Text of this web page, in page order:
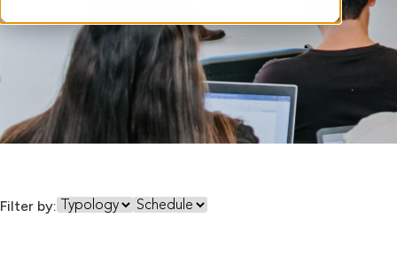
Filter by: